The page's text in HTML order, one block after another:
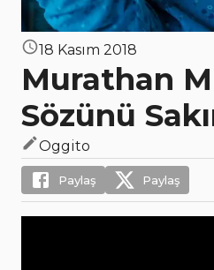
18 Kasım 2018
Murathan
Sözünü
Oggito
Paylaş Paylaş